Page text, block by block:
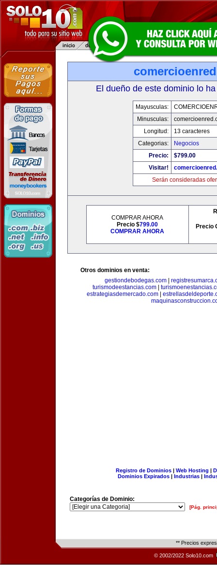
El dueño de este dominio lo
Mayusculas:
Minusculas:
Longitud:
13 caracteres
Categorias:
Negocios
Precio:
$799.00
Visitar!
Serán consideradas
COMPRAR AHORA
Precio $799.00
COMPRAR AHORA
Precio
Otros dominios en venta:
gestiondebodegas.com|
turismodeestancias.com
estrategiasdemercado.com|
Registro de Dominios| Web Hosting |
Dominios Expirados | Industrias |
Categorías de Dominio:
[Pág.
** Precios
© 2002/2022 Solo10.com